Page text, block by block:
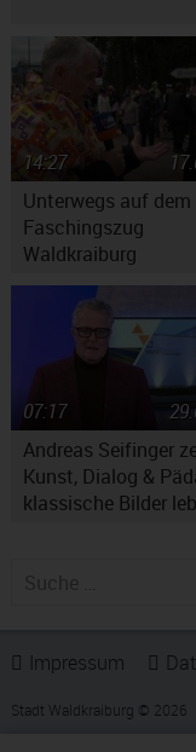
Unterwegs auf dem
Faschingszug
Waldkraiburg
14:27
Andreas Seifinger
Kunst, Dialog &
klassische Bilder
07:17
Impressum
Stadt Waldkraiburg © 2026